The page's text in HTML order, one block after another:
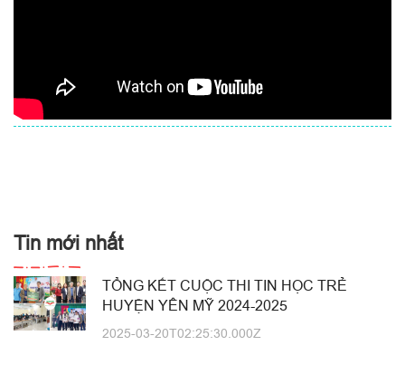
Tin mới nhất
TỔNG KẾT CUỘC THI TIN HỌC TRẺ
HUYỆN YÊN MỸ 2024-2025
2025-03-20T02:25:30.000Z